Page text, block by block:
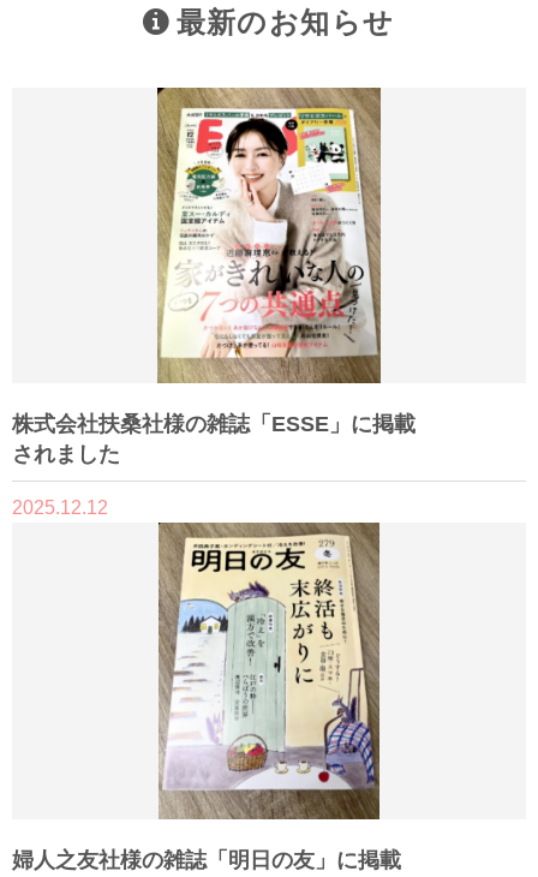
最新のお知らせ
株式会社扶桑社様の雑誌「ESSE」に掲載
されました
2025.12.12
婦人之友社様の雑誌「明日の友」に掲載